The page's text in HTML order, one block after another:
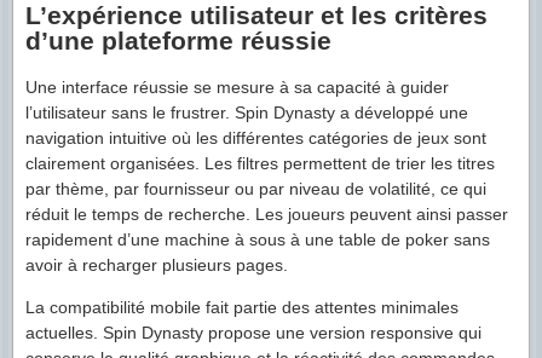
L’expérience utilisateur et les critères
d’une plateforme réussie
Une interface réussie se mesure à sa capacité à guider
l’utilisateur sans le frustrer. Spin Dynasty a développé une
navigation intuitive où les différentes catégories de jeux sont
clairement organisées. Les filtres permettent de trier les titres
par thème, par fournisseur ou par niveau de volatilité, ce qui
réduit le temps de recherche. Les joueurs peuvent ainsi passer
rapidement d’une machine à sous à une table de poker sans
avoir à recharger plusieurs pages.
La compatibilité mobile fait partie des attentes minimales
actuelles. Spin Dynasty propose une version responsive qui